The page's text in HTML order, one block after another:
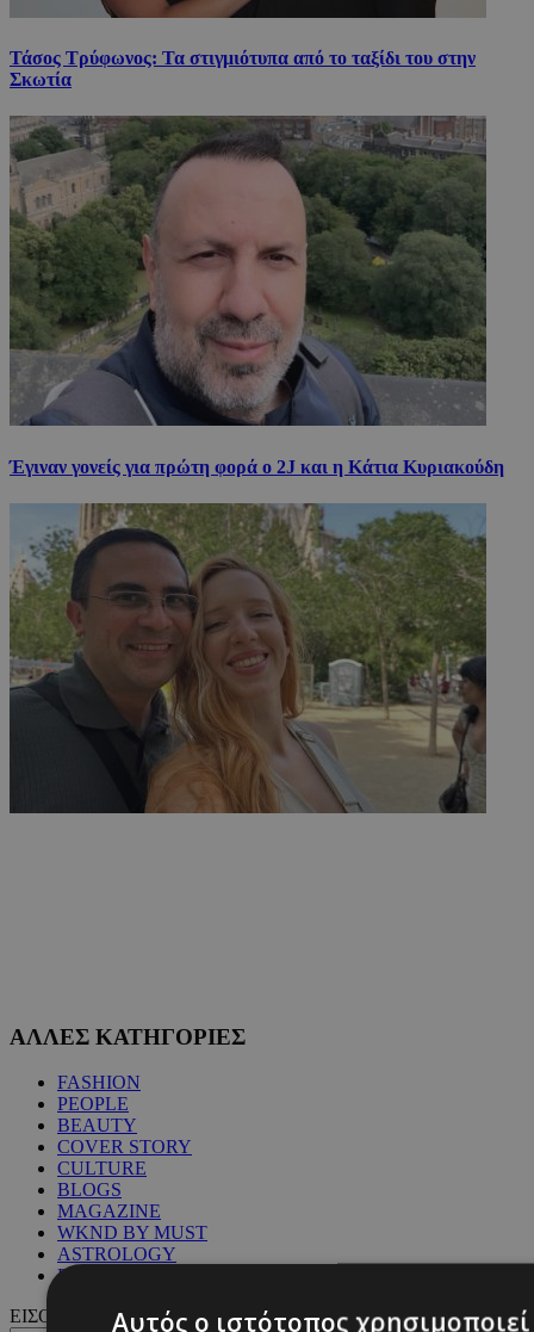
Τάσος Τρύφωνος: Τα στιγμιότυπα από το ταξίδι του στην
Σκωτία
Έγιναν γονείς για πρώτη φορά ο 2J και η Κάτια Κυριακούδη
ΑΛΛΕΣ ΚΑΤΗΓΟΡΙΕΣ
FASHION
PEOPLE
BEAUTY
COVER STORY
CULTURE
BLOGS
MAGAZINE
WKND BY MUST
ASTROLOGY
ΓΕΝΙΚΕΣ ΠΛΗΡΟΦΟΡΙΕΣ
ΕΙΣΟΔΟΣ
Αυτός ο ιστότοπος